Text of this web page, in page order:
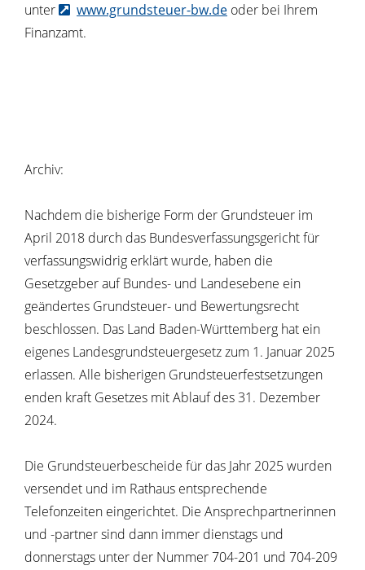
unter
www.grundsteuer-bw.de oder bei Ihrem
Finanzamt.
Archiv:
Nachdem die bisherige Form der Grundsteuer im
April 2018 durch das Bundesverfassungsgericht für
verfassungswidrig erklärt wurde, haben die
Gesetzgeber auf Bundes- und Landesebene ein
geändertes Grundsteuer- und Bewertungsrecht
beschlossen. Das Land Baden-Württemberg hat ein
eigenes Landesgrundsteuergesetz zum 1. Januar 2025
erlassen. Alle bisherigen Grundsteuerfestsetzungen
enden kraft Gesetzes mit Ablauf des 31. Dezember
2024.
Die Grundsteuerbescheide für das Jahr 2025 wurden
versendet und im Rathaus entsprechende
Telefonzeiten eingerichtet. Die Ansprechpartnerinnen
und -partner sind dann immer dienstags und
donnerstags unter der Nummer 704-201 und 704-209